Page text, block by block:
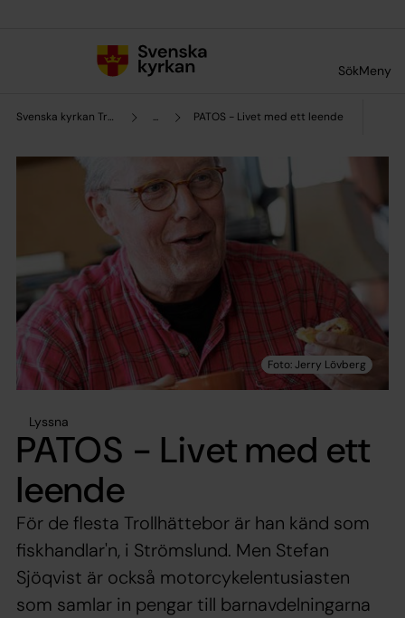
SökMeny
Svenska kyrkan Trollhättan ... PATOS - Livet med ett leende
Lyssna
PATOS - Livet med ett
leende
För de flesta Trollhättebor är han känd som
fiskhandlar'n, i Strömslund. Men Stefan
Sjöqvist är också motorcykelentusiasten
som samlar in pengar till barnavdelningarna